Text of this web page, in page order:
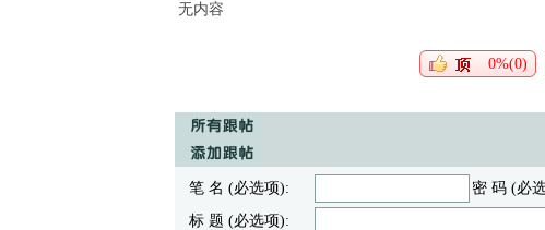
无内容
0%(0)
笔 名 (必选项): 密 码 (必
标 题 (必选项):